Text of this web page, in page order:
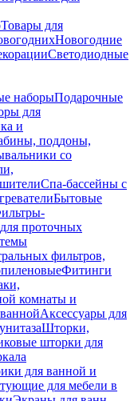
Товары для
Новогодние
Светодиодные
наборыПодарочные
для
и
поддоны,
со
Спа-бассейны с
Бытовые
проточных
фильтров,
Фитинги
комнаты и
Аксессуары для
Шторки,
шторки для
для ванной и
для мебели в